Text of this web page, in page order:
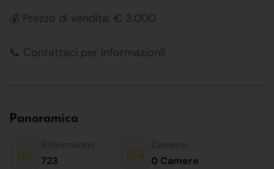
💰 Prezzo di vendita: € 3.000
📞 Contattaci per informazioni!
Panoramica
Riferimento:
723
Camere:
0 Camere